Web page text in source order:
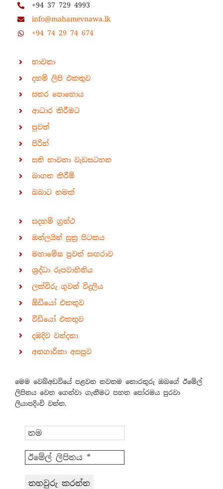
+94 37 729 4993
info@mahamevnawa.lk
+94 74 29 74 674
භාවනා
දහම් ලිපි එකතුව
සතර පොහොය
ආධාර කිරීමට
පුවත්
පිරිත්
සති භාවනා වැඩසටහන
බාගත කිරීම්
බබාට නමක්
සදහම් ග්‍රන්ථ
ඔන්ලයින් සූත්‍ර පිටකය
මහාමේඝ පුවත් සඟරාව
ශ්‍රද්ධා රූපවාහිනිය
ලක්විරු ගුවන් විදුලිය
ඕඩියෝ එකතුව
වීඩියෝ එකතුව
දඹදිව වන්දනා
අනගාරිකා අසපුව
මෙම වෙබ්අඩවියේ පළවන නවතම තොරතුරු ඔබගේ ඊමේල්
ලිපිනය වෙත ගෙන්වා ගැනීමට පහත පෝරමය පුරවා
ලියාපදිංචි වන්න.